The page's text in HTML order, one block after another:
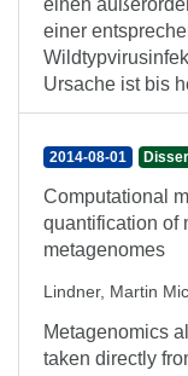
einen
einer
Ursache ist bis
2014-08-01
Computational
quantification of
metagenomes
Lindner, Martin
Metagenomics
taken directly